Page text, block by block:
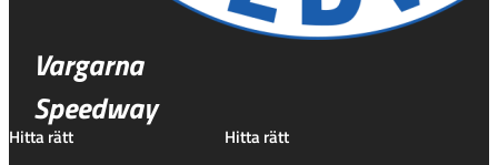
Vargarna
Speedway
Hitta rätt Hitta rätt